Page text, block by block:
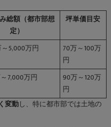
総額（都市部想
定）
坪単価目安
5,000万円
70万～100万
円
7,000万円
90万～120万
円
変動し、特に都市部では土地の